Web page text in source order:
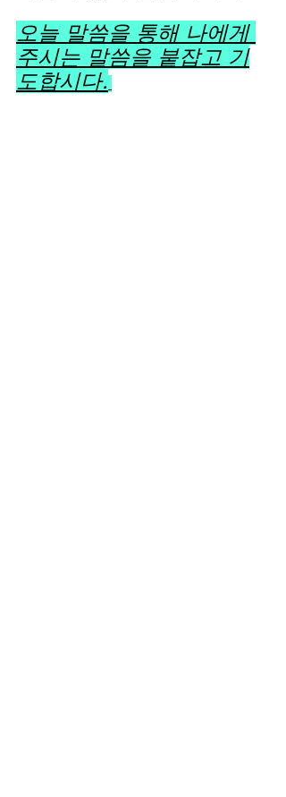
오늘 말씀을 통해 나에게
주시는 말씀을 붙잡고 기
도합시다.